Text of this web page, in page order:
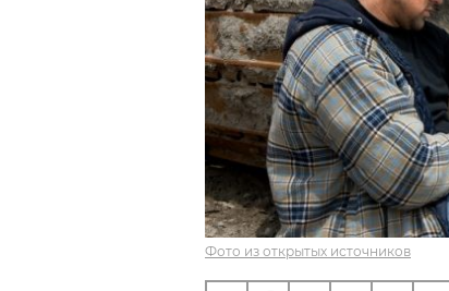
Фото из открытых источников